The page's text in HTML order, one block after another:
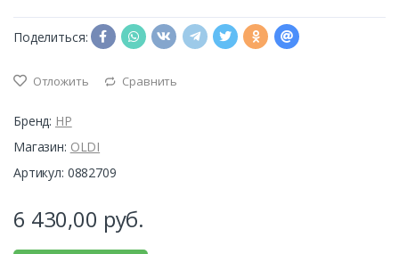
Поделиться:
Отложить Сравнить
Бренд: HP
Магазин: OLDI
Артикул: 0882709
6 430,00 руб.